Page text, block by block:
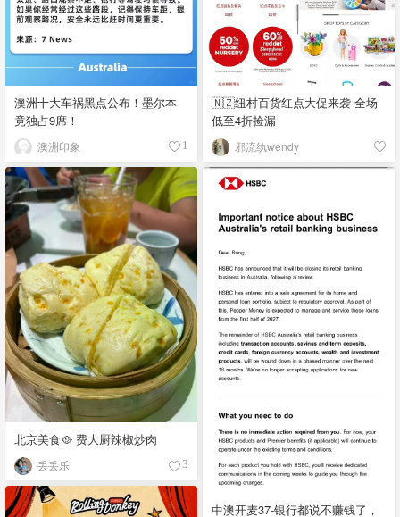
澳洲十大车祸黑点公布！墨尔本
竟独占9席！
澳洲印象 1
🇳🇿纽村百货红点大促来袭 全场
低至4折捡漏
邪流纨wendy
北京美食🥘 费大厨辣椒炒肉
丢丢乐 3
中澳开麦37-银行都说不赚钱了，